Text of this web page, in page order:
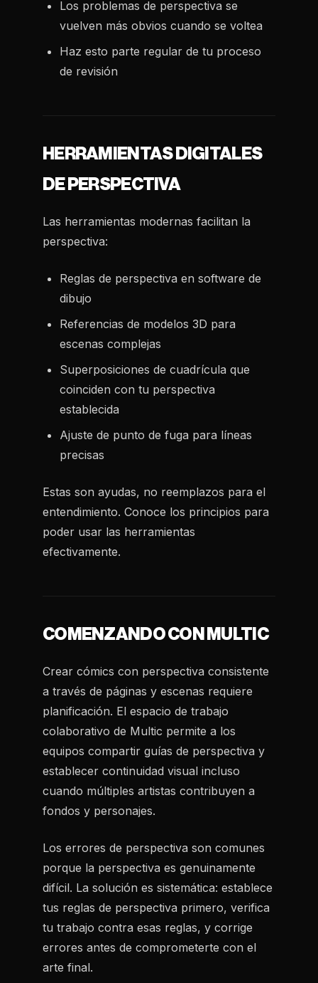
Los problemas de perspectiva se
vuelven más obvios cuando se voltea
Haz esto parte regular de tu proceso
de revisión
HERRAMIENTAS DIGITALES
DE PERSPECTIVA
Las herramientas modernas facilitan la
perspectiva:
Reglas de perspectiva en software de
dibujo
Referencias de modelos 3D para
escenas complejas
Superposiciones de cuadrícula que
coinciden con tu perspectiva
establecida
Ajuste de punto de fuga para líneas
precisas
Estas son ayudas, no reemplazos para el
entendimiento. Conoce los principios para
poder usar las herramientas
efectivamente.
COMENZANDO CON MULTIC
Crear cómics con perspectiva consistente
a través de páginas y escenas requiere
planificación. El espacio de trabajo
colaborativo de Multic permite a los
equipos compartir guías de perspectiva y
establecer continuidad visual incluso
cuando múltiples artistas contribuyen a
fondos y personajes.
Los errores de perspectiva son comunes
porque la perspectiva es genuinamente
difícil. La solución es sistemática: establece
tus reglas de perspectiva primero, verifica
tu trabajo contra esas reglas, y corrige
errores antes de comprometerte con el
arte final.